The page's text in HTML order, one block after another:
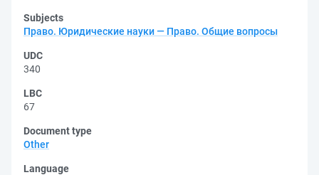
Subjects
Право. Юридические науки — Право. Общие вопросы
UDC
340
LBC
67
Document type
Other
Language